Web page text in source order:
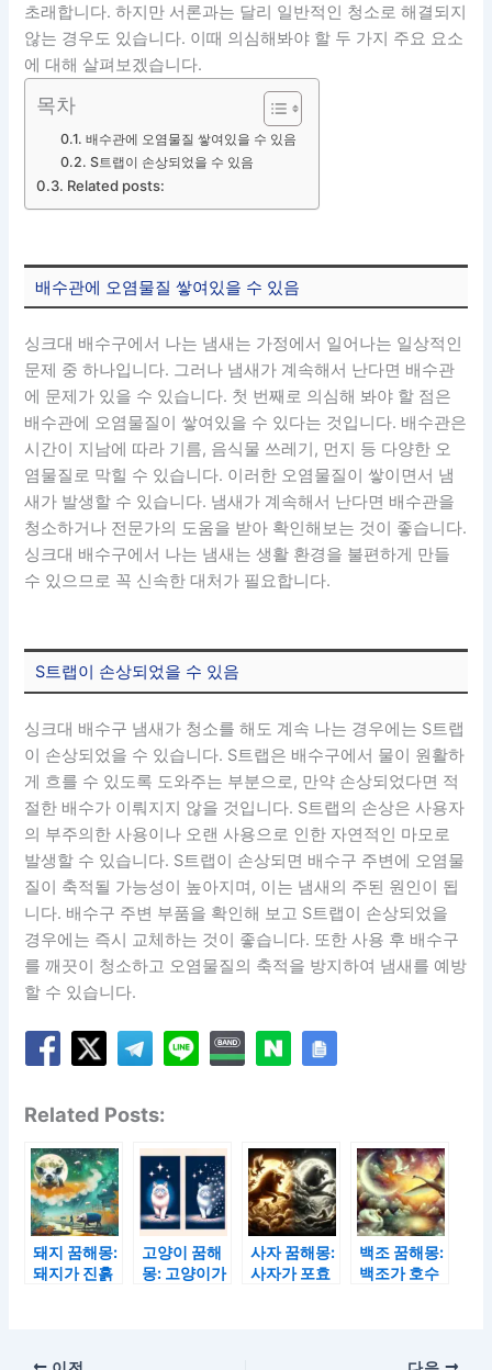
초래합니다. 하지만 서론과는 달리 일반적인 청소로 해결되지
않는 경우도 있습니다. 이때 의심해봐야 할 두 가지 주요 요소
에 대해 살펴보겠습니다.
목차
배수관에 오염물질 쌓여있을 수 있음
S트랩이 손상되었을 수 있음
Related posts:
배수관에 오염물질 쌓여있을 수 있음
싱크대 배수구에서 나는 냄새는 가정에서 일어나는 일상적인
문제 중 하나입니다. 그러나 냄새가 계속해서 난다면 배수관
에 문제가 있을 수 있습니다. 첫 번째로 의심해 봐야 할 점은
배수관에 오염물질이 쌓여있을 수 있다는 것입니다. 배수관은
시간이 지남에 따라 기름, 음식물 쓰레기, 먼지 등 다양한 오
염물질로 막힐 수 있습니다. 이러한 오염물질이 쌓이면서 냄
새가 발생할 수 있습니다. 냄새가 계속해서 난다면 배수관을
청소하거나 전문가의 도움을 받아 확인해보는 것이 좋습니다.
싱크대 배수구에서 나는 냄새는 생활 환경을 불편하게 만들
수 있으므로 꼭 신속한 대처가 필요합니다.
S트랩이 손상되었을 수 있음
싱크대 배수구 냄새가 청소를 해도 계속 나는 경우에는 S트랩
이 손상되었을 수 있습니다. S트랩은 배수구에서 물이 원활하
게 흐를 수 있도록 도와주는 부분으로, 만약 손상되었다면 적
절한 배수가 이뤄지지 않을 것입니다. S트랩의 손상은 사용자
의 부주의한 사용이나 오랜 사용으로 인한 자연적인 마모로
발생할 수 있습니다. S트랩이 손상되면 배수구 주변에 오염물
질이 축적될 가능성이 높아지며, 이는 냄새의 주된 원인이 됩
니다. 배수구 주변 부품을 확인해 보고 S트랩이 손상되었을
경우에는 즉시 교체하는 것이 좋습니다. 또한 사용 후 배수구
를 깨끗이 청소하고 오염물질의 축적을 방지하여 냄새를 예방
할 수 있습니다.
Related Posts:
돼지 꿈해몽:
돼지가 진흙
고양이 꿈해
몽: 고양이가
사자 꿈해몽:
사자가 포효
백조 꿈해몽:
백조가 호수